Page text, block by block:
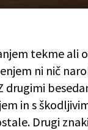
tekme ali
ni nič
in s
Drugi